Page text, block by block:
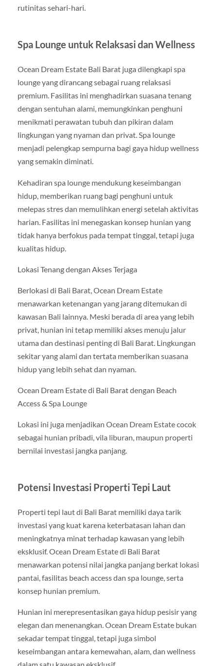
rutinitas sehari-hari.
Spa Lounge untuk Relaksasi dan Wellness
Ocean Dream Estate Bali Barat juga dilengkapi spa
lounge yang dirancang sebagai ruang relaksasi
premium. Fasilitas ini menghadirkan suasana tenang
dengan sentuhan alami, memungkinkan penghuni
menikmati perawatan tubuh dan pikiran dalam
lingkungan yang nyaman dan privat. Spa lounge
menjadi pelengkap sempurna bagi gaya hidup wellness
yang semakin diminati.
Kehadiran spa lounge mendukung keseimbangan
hidup, memberikan ruang bagi penghuni untuk
melepas stres dan memulihkan energi setelah aktivitas
harian. Fasilitas ini menegaskan konsep hunian yang
tidak hanya berfokus pada tempat tinggal, tetapi juga
kualitas hidup.
Lokasi Tenang dengan Akses Terjaga
Berlokasi di Bali Barat, Ocean Dream Estate
menawarkan ketenangan yang jarang ditemukan di
kawasan Bali lainnya. Meski berada di area yang lebih
privat, hunian ini tetap memiliki akses menuju jalur
utama dan destinasi penting di Bali Barat. Lingkungan
sekitar yang alami dan tertata memberikan suasana
hidup yang lebih sehat dan nyaman.
Ocean Dream Estate di Bali Barat dengan Beach
Access & Spa Lounge
Lokasi ini juga menjadikan Ocean Dream Estate cocok
sebagai hunian pribadi, vila liburan, maupun properti
bernilai investasi jangka panjang.
Potensi Investasi Properti Tepi Laut
Properti tepi laut di Bali Barat memiliki daya tarik
investasi yang kuat karena keterbatasan lahan dan
meningkatnya minat terhadap kawasan yang lebih
eksklusif. Ocean Dream Estate di Bali Barat
menawarkan potensi nilai jangka panjang berkat lokasi
pantai, fasilitas beach access dan spa lounge, serta
konsep hunian premium.
Hunian ini merepresentasikan gaya hidup pesisir yang
elegan dan menenangkan. Ocean Dream Estate bukan
sekadar tempat tinggal, tetapi juga simbol
keseimbangan antara kemewahan, alam, dan wellness